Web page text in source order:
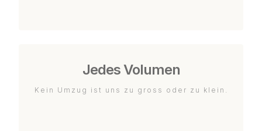
Jedes Volumen
Kein Umzug ist uns zu gross oder zu klein.